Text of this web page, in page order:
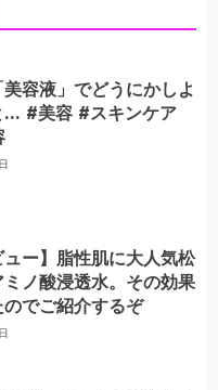
容液」でどうにかしよ
… #美容 #スキンケア
ュー】脂性肌に大人気松
ノ酸浸透水。その効果
でご紹介するぞ